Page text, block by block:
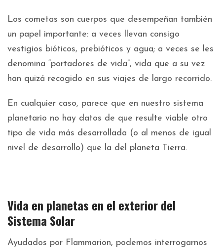
Los cometas son cuerpos que desempeñan también
un papel importante: a veces llevan consigo
vestigios bióticos, prebióticos y agua; a veces se les
denomina “portadores de vida”, vida que a su vez
han quizá recogido en sus viajes de largo recorrido.
En cualquier caso, parece que en nuestro sistema
planetario no hay datos de que resulte viable otro
tipo de vida más desarrollada (o al menos de igual
nivel de desarrollo) que la del planeta Tierra.
Vida en planetas en el exterior del
Sistema Solar
Ayudados por Flammarion, podemos interrogarnos